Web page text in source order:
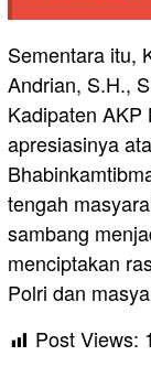
Sementara itu,
Andrian, S.H.,
Kadipaten AKP
apresiasinya
tengah
sambang
menciptakan
Polri dan
Post Views: